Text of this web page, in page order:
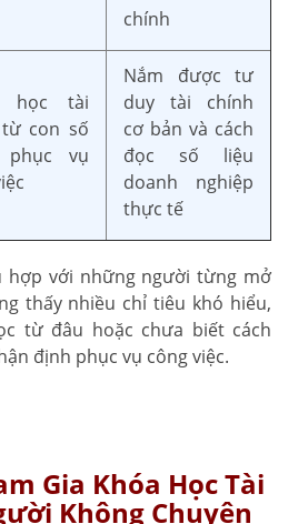
chính
học tài
con số
vụ
Nắm được tư
duy tài chính
cơ bản và cách
đọc số liệu
doanh nghiệp
thực tế
hợp với những người từng mở
thấy nhiều chỉ tiêu khó hiểu,
từ đâu hoặc chưa biết cách
định phục vụ công việc.
Gia Khóa Học Tài
Không Chuyên